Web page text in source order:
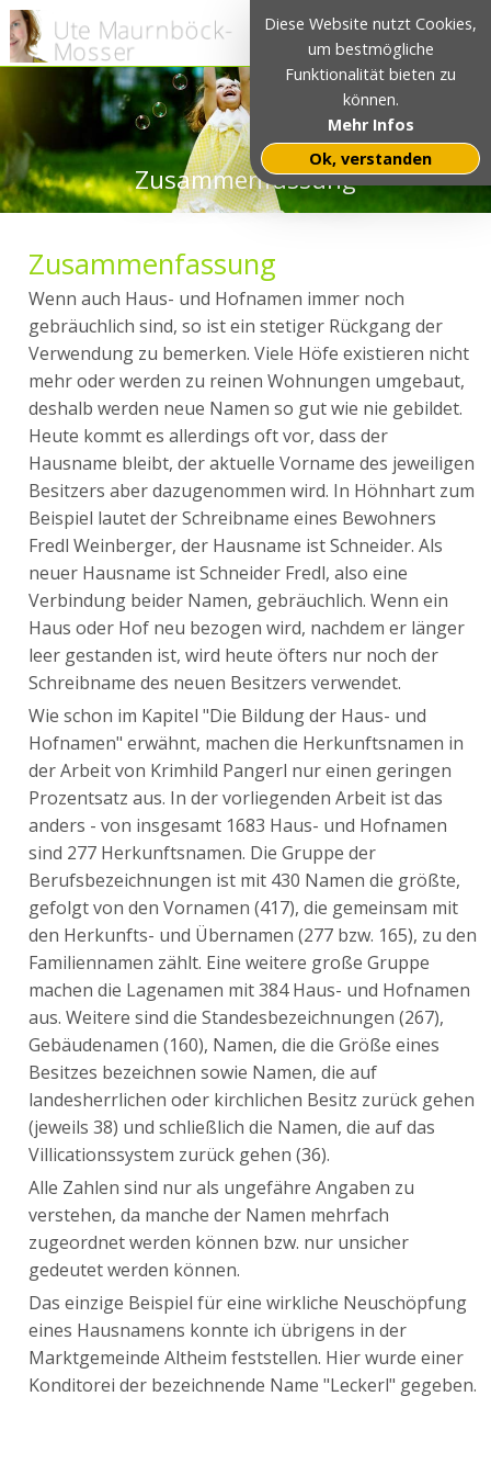
Zusammenfassung
Zusammenfassung
Wenn auch Haus- und Hofnamen immer noch
gebräuchlich sind, so ist ein stetiger Rückgang der
Verwendung zu bemerken. Viele Höfe existieren nicht
mehr oder werden zu reinen Wohnungen umgebaut,
deshalb werden neue Namen so gut wie nie gebildet.
Heute kommt es allerdings oft vor, dass der
Hausname bleibt, der aktuelle Vorname des jeweiligen
Besitzers aber dazugenommen wird. In Höhnhart zum
Beispiel lautet der Schreibname eines Bewohners
Fredl Weinberger, der Hausname ist Schneider. Als
neuer Hausname ist Schneider Fredl, also eine
Verbindung beider Namen, gebräuchlich. Wenn ein
Haus oder Hof neu bezogen wird, nachdem er länger
leer gestanden ist, wird heute öfters nur noch der
Schreibname des neuen Besitzers verwendet.
Wie schon im Kapitel "Die Bildung der Haus- und
Hofnamen" erwähnt, machen die Herkunftsnamen in
der Arbeit von Krimhild Pangerl nur einen geringen
Prozentsatz aus. In der vorliegenden Arbeit ist das
anders - von insgesamt 1683 Haus- und Hofnamen
sind 277 Herkunftsnamen. Die Gruppe der
Berufsbezeichnungen ist mit 430 Namen die größte,
gefolgt von den Vornamen (417), die gemeinsam mit
den Herkunfts- und Übernamen (277 bzw. 165), zu den
Familiennamen zählt. Eine weitere große Gruppe
machen die Lagenamen mit 384 Haus- und Hofnamen
aus. Weitere sind die Standesbezeichnungen (267),
Gebäudenamen (160), Namen, die die Größe eines
Besitzes bezeichnen sowie Namen, die auf
landesherrlichen oder kirchlichen Besitz zurück gehen
(jeweils 38) und schließlich die Namen, die auf das
Villicationssystem zurück gehen (36).
Alle Zahlen sind nur als ungefähre Angaben zu
verstehen, da manche der Namen mehrfach
zugeordnet werden können bzw. nur unsicher
gedeutet werden können.
Das einzige Beispiel für eine wirkliche Neuschöpfung
eines Hausnamens konnte ich übrigens in der
Marktgemeinde Altheim feststellen. Hier wurde einer
Konditorei der bezeichnende Name "Leckerl" gegeben.
Diese Website nutzt Cookies,
um bestmögliche
Funktionalität bieten zu
können.
Mehr Infos
Ok, verstanden